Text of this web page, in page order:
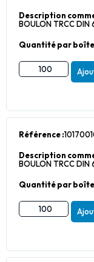
Description
BOULON TRCC
Quantité par
Référence :
Description
BOULON TRCC
Quantité par